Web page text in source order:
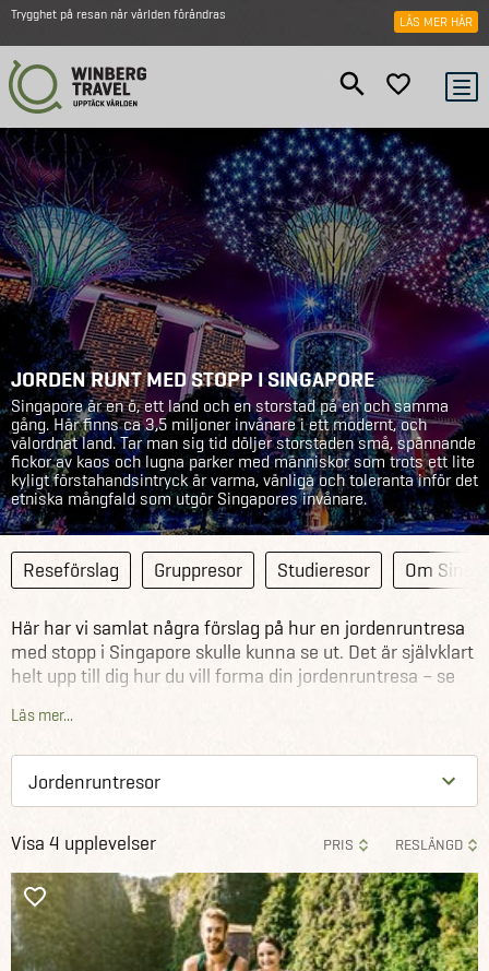
Trygghet på resan när världen förändras LÄS MER HÄR
JORDEN RUNT MED STOPP I SINGAPORE
Singapore är en ö, ett land och en storstad på en och samma
gång. Här finns ca 3,5 miljoner invånare i ett modernt, och
välordnat land. Tar man sig tid döljer storstaden små, spännande
fickor av kaos och lugna parker med människor som trots ett lite
kyligt förstahandsintryck är varma, vänliga och toleranta inför det
etniska mångfald som utgör Singapores invånare.
Reseförslag Gruppresor Studieresor Om
Här har vi samlat några förslag på hur en jordenruntresa
med stopp i Singapore skulle kunna se ut. Det är självklart
helt upp till dig hur du vill forma din jordenruntresa – se
Se våra övriga förslag på jordenruntresor runtom i
Läs mer...
PRIS RESLÄNGD
Visa 4 upplevelser